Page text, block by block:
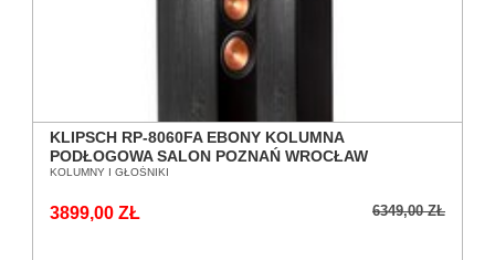
KLIPSCH RP-8060FA EBONY KOLUMNA
PODŁOGOWA SALON POZNAŃ WROCŁAW
KOLUMNY I GŁOŚNIKI
6349,00 ZŁ
3899,00 ZŁ